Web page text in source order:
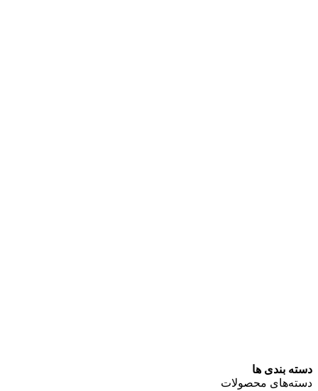
دسته بندی ها
دسته‌های محصولات